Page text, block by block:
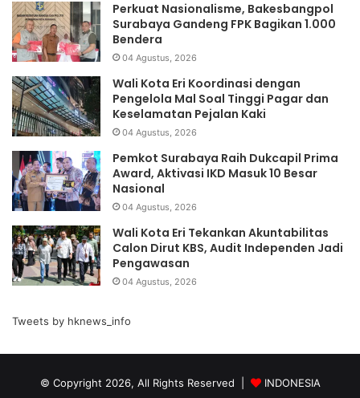
Perkuat Nasionalisme, Bakesbangpol
Surabaya Gandeng FPK Bagikan 1.000
Bendera
04 Agustus, 2026
Wali Kota Eri Koordinasi dengan
Pengelola Mal Soal Tinggi Pagar dan
Keselamatan Pejalan Kaki
04 Agustus, 2026
Pemkot Surabaya Raih Dukcapil Prima
Award, Aktivasi IKD Masuk 10 Besar
Nasional
04 Agustus, 2026
Wali Kota Eri Tekankan Akuntabilitas
Calon Dirut KBS, Audit Independen Jadi
Pengawasan
04 Agustus, 2026
Tweets by hknews_info
© Copyright 2026, All Rights Reserved | INDONESIA